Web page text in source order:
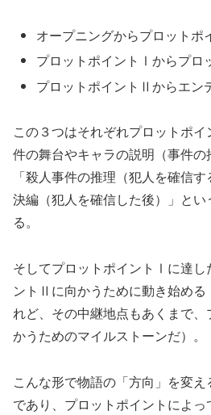
オープニングからプロット
プロットポイントⅠからプロ
プロットポイントⅡからエン
この３つはそれぞれプロットポ
件の舞台やキャラの説明（事件の
「殺人事件の推理（犯人を確信
決編（犯人を確信した後）」と
る。
そしてプロットポイントⅠに達し
ントⅡに向かうために動き始める
れど、その中継地点もあくまで
かうためのマイルストーンだ）。
こんな形で物語の「方向」を変
であり、プロットポイントによ